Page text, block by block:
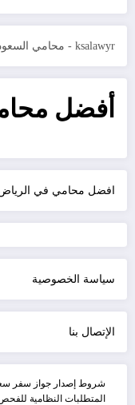
ksalawyr - محامي السعودية
أفضل
افضل محامي في
سياسة الخصوصية
الإتصال بنا
شروط إصدار جواز سفر سعودي
المتطلبات النظامية